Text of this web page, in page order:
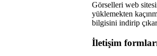
Görselleri web
yüklemekten
bilgisini indirip
İletişim